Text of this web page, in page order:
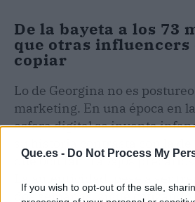
Que.es - Do Not Process My
If you wish to opt-out of the sale,
De la bayeta a los 73
que otras influencers
copiar
Lo de Georgina no es
marketing. En una época en
esfera digital se inventa
su historia contrasta con la
que ocultan trabajos
dos semanas, sigue cotizando